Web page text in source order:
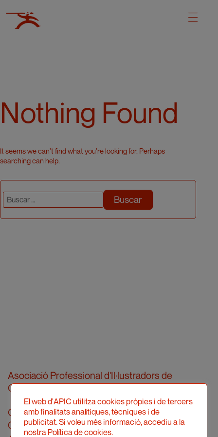
Nothing Found
It seems we can’t find what you’re looking for. Perhaps
searching can help.
Buscar:
Asociació Professional d'Il·lustradors de
Catalunya
Calle Londres, 96, pral. 2a
08036 Barcelona
El web d'APIC utilitza cookies pròpies i de tercers
amb finalitats analítiques, tècniques i de
publicitat. Si voleu més informació, accediu a la
nostra Política de cookies.